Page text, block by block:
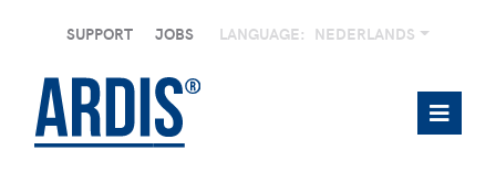
SUPPORT JOBS LANGUAGE: NEDERLANDS